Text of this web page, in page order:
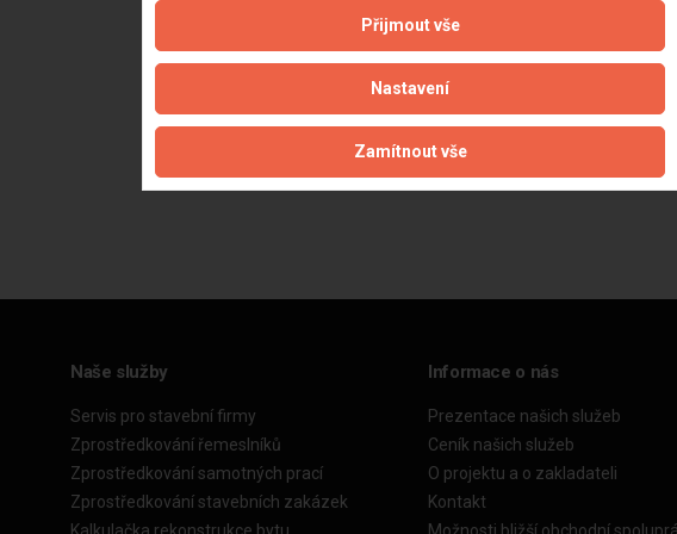
Aktualizováno z portálu ARES dne 27.05.2026 12:51:11
Naše služby
Servis pro stavební firmy
Zprostředkování řemeslníků
Zprostředkování samotných prací
Zprostředkování stavebních zakázek
Informace o nás
Prezentace našich služeb
Ceník našich služeb
O projektu a o zakladateli
Kontakt
Přijmout vše
Nastavení
Zamítnout vše